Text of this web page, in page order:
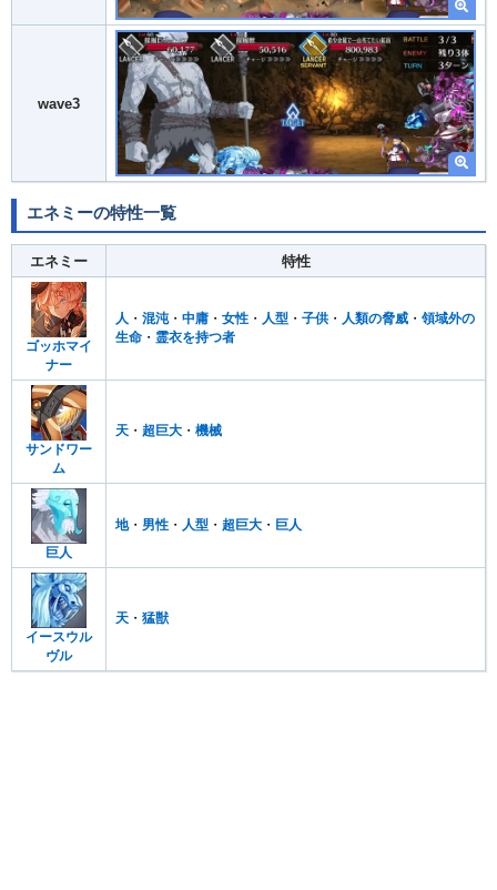
wave3
エネミーの特性一覧
エネミー 特性
ゴッホマイ
ナー
人 ・ 混沌・ 中庸 ・ 女性 ・ 人型 ・ 子供 ・ 人類の脅威 ・ 領域外の
生命 ・ 霊衣を持つ者
サンドワー
ム
天 ・ 超巨大 ・ 機械
巨人
地・ 男性 ・ 人型 ・ 超巨大 ・ 巨人
イースウル
ヴル
天 ・ 猛獣